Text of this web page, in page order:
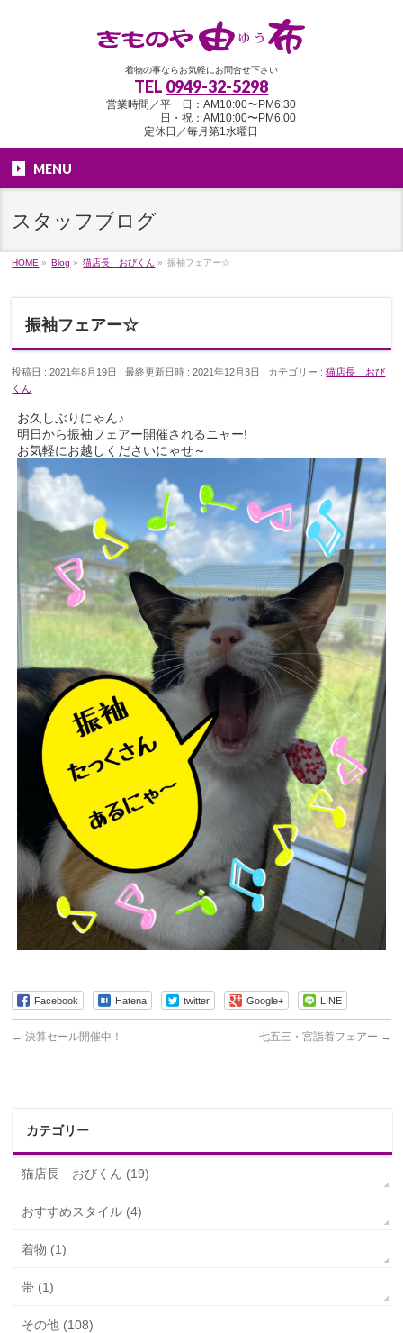
着物の事ならお気軽にお問合せ下さい
TEL 0949-32-5298
営業時間／平 日：AM10:00〜PM6:30
日・祝：AM10:00〜PM6:00
定休日／毎月第1水曜日
MENU
スタッフブログ
HOME » Blog » 猫店長 おびくん » 振袖フェアー☆
振袖フェアー☆
投稿日 : 2021年8月19日 最終更新日時 : 2021年12月3日 カテゴリー :猫店長 おび
くん
お久しぶりにゃん♪
明日から振袖フェアー開催されるニャー!
お気軽にお越しくださいにゃせ～
Facebook Hatena twitter Google+ LINE
← 決算セール開催中！ 七五三・宮詣着フェアー →
カテゴリー
猫店長 おびくん (19)
おすすめスタイル (4)
着物 (1)
帯 (1)
その他 (108)